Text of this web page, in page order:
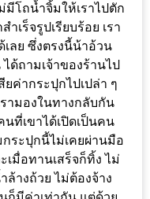
มีโถน้ำจิ้มให้เราไปตัก
เร็จรูปเรียบร้อย เรา
เลย ซึ่งตรงนี้น้าอ้วน
ด้ถามเจ้าของร้านไป
ค่ากระปุกไปเปล่า ๆ
ามองในทางกลับกัน
ที่เขาได้เปิดเป็นคน
ระปุกนี้ไม่เคยผ่านมือ
มื่อทานเสร็จก็ทิ้ง ไม่
ล้างถ้วย ไม่ต้องจ้าง